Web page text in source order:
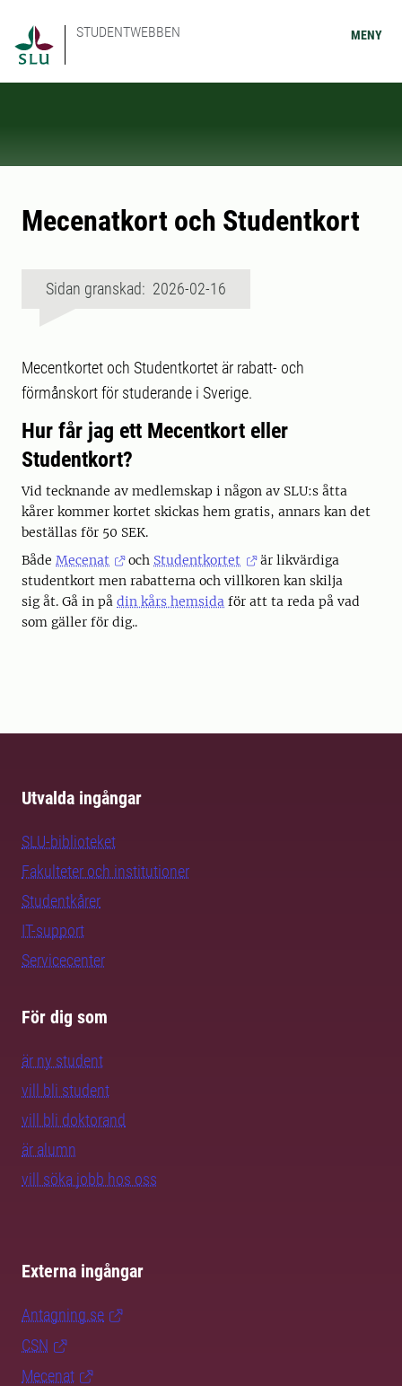
STUDENTWEBBEN MENY
Mecenatkort och Studentkort
Sidan granskad: 2026-02-16
Mecentkortet och Studentkortet är rabatt- och
förmånskort för studerande i Sverige.
Hur får jag ett Mecentkort eller
Studentkort?
Vid tecknande av medlemskap i någon av SLU:s åtta
kårer kommer kortet skickas hem gratis, annars kan det
beställas för 50 SEK.
Både Mecenat och Studentkortet
är likvärdiga
studentkort men rabatterna och villkoren kan skilja
sig åt. Gå in på din kårs hemsida för att ta reda på vad
som gäller för dig..
Utvalda ingångar
SLU-biblioteket
Fakulteter och institutioner
Studentkårer
IT-support
Servicecenter
För dig som
är ny student
vill bli student
vill bli doktorand
är alumn
vill söka jobb hos oss
Externa ingångar
Antagning.se
CSN
Mecenat